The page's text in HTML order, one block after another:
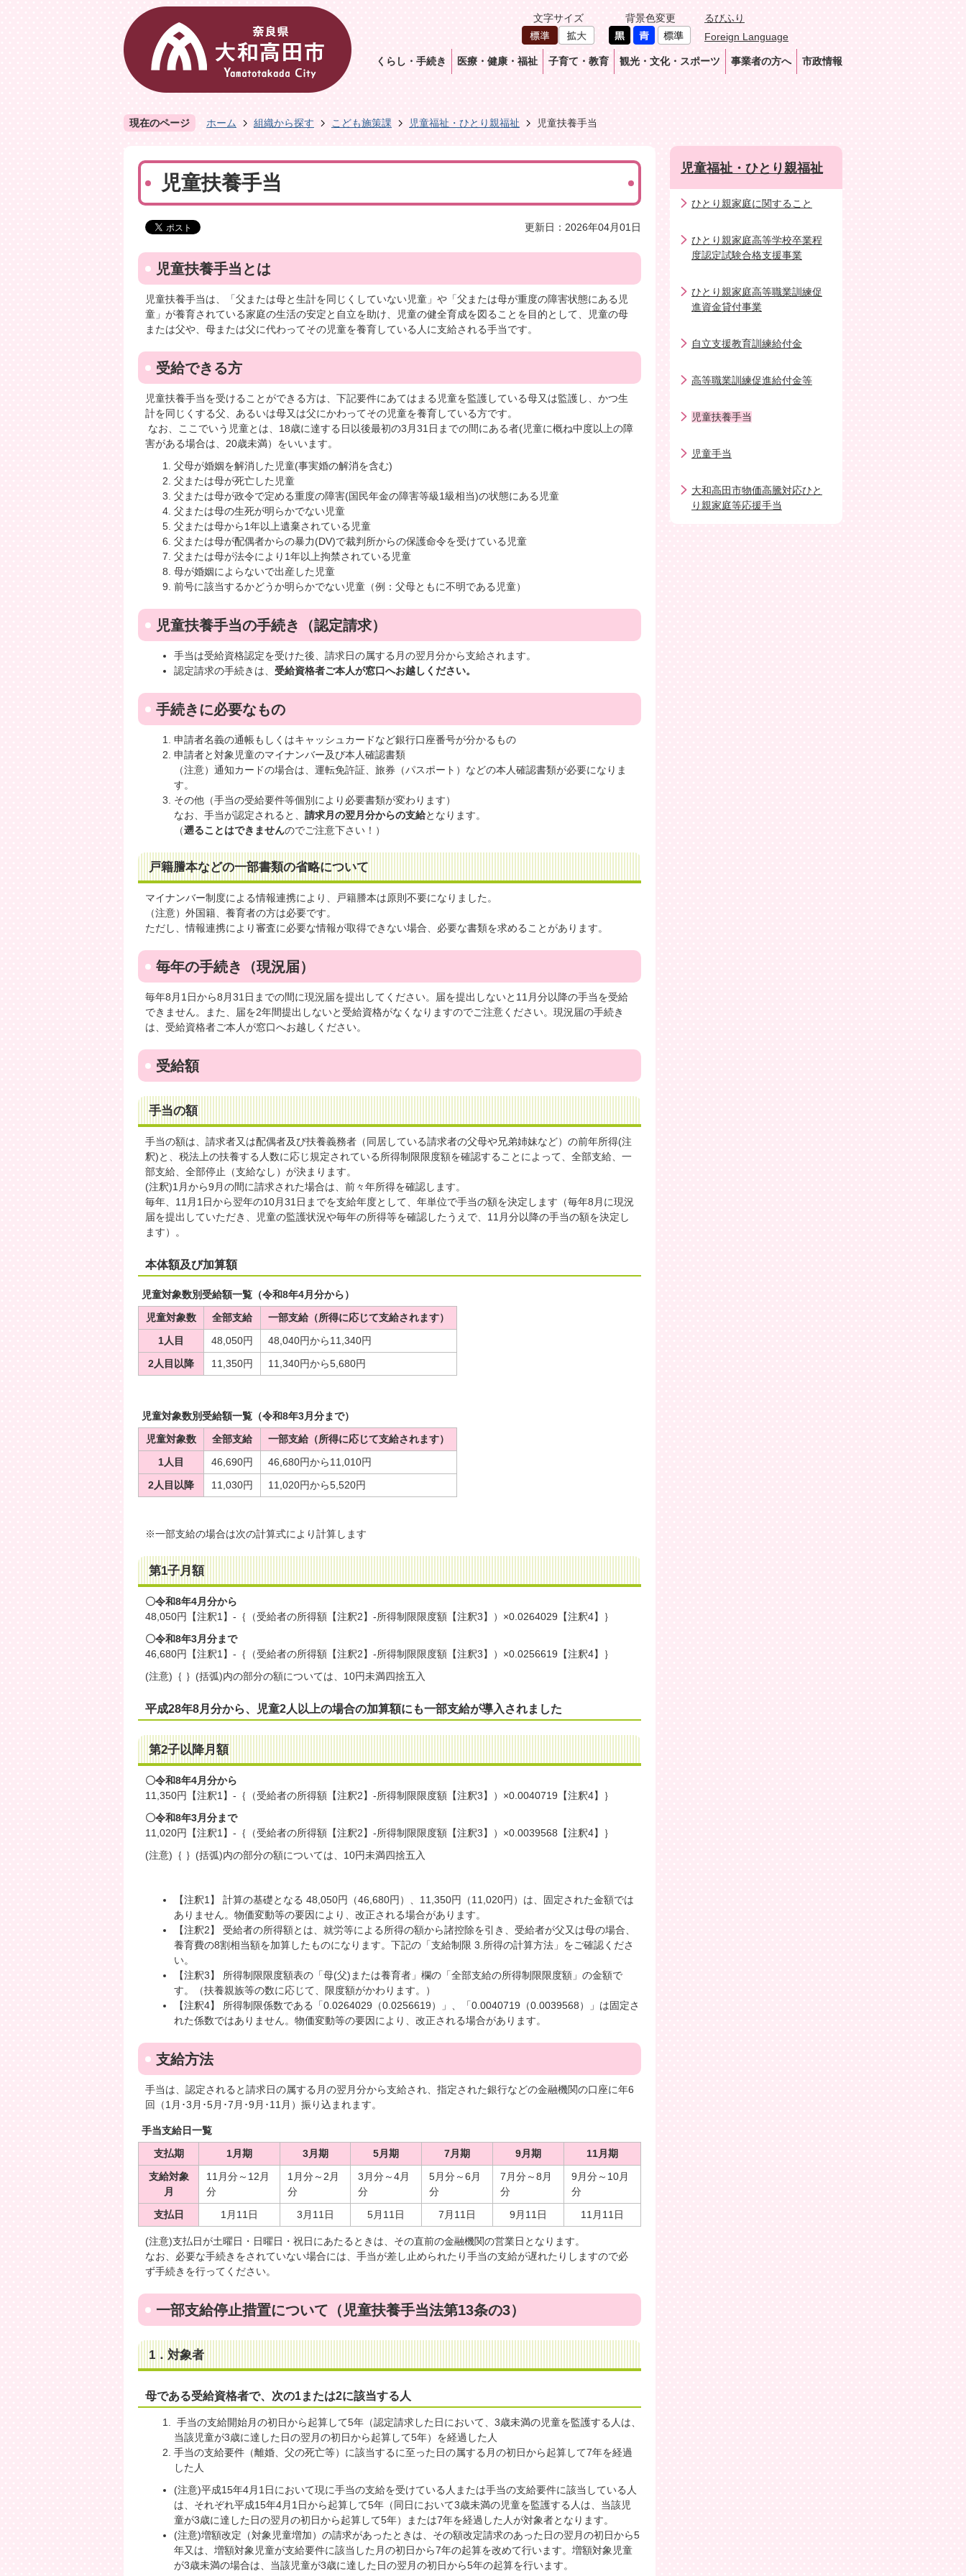
文字サイズ 背景色変更
るびふり
Foreign Language
くらし・手続き 医療・健康・福祉 子育て・教育 観光・文化・スポーツ 事業者の方へ 市政情報
現在のページ ホーム 組織から探す こども施策課 児童福祉・ひとり親福祉 児童扶養手当
児童扶養手当
更新日：2026年04月01日
児童扶養手当とは
児童扶養手当は、「父または母と生計を同じくしていない児童」や「父または母が重度の障害状態にある児
童」が養育されている家庭の生活の安定と自立を助け、児童の健全育成を図ることを目的として、児童の母
または父や、母または父に代わってその児童を養育している人に支給される手当です。
受給できる方
児童扶養手当を受けることができる方は、下記要件にあてはまる児童を監護している母又は監護し、かつ生
計を同じくする父、あるいは母又は父にかわってその児童を養育している方です。
なお、ここでいう児童とは、18歳に達する日以後最初の3月31日までの間にある者(児童に概ね中度以上の障
害がある場合は、20歳未満）をいいます。
父母が婚姻を解消した児童(事実婚の解消を含む)
父または母が死亡した児童
父または母が政令で定める重度の障害(国民年金の障害等級1級相当)の状態にある児童
父または母の生死が明らかでない児童
父または母から1年以上遺棄されている児童
父または母が配偶者からの暴力(DV)で裁判所からの保護命令を受けている児童
父または母が法令により1年以上拘禁されている児童
母が婚姻によらないで出産した児童
前号に該当するかどうか明らかでない児童（例：父母ともに不明である児童）
児童扶養手当の手続き（認定請求）
手当は受給資格認定を受けた後、請求日の属する月の翌月分から支給されます。
認定請求の手続きは、受給資格者ご本人が窓口へお越しください。
手続きに必要なもの
申請者名義の通帳もしくはキャッシュカードなど銀行口座番号が分かるもの
申請者と対象児童のマイナンバー及び本人確認書類
（注意）通知カードの場合は、運転免許証、旅券（パスポート）などの本人確認書類が必要になりま
す。
その他（手当の受給要件等個別により必要書類が変わります）
なお、手当が認定されると、 請求月の翌月分からの支給となります。
（遡ることはできませんのでご注意下さい！）
戸籍謄本などの一部書類の省略について
マイナンバー制度による情報連携により、戸籍謄本は原則不要になりました。
（注意）外国籍、養育者の方は必要です。
ただし、情報連携により審査に必要な情報が取得できない場合、必要な書類を求めることがあります。
毎年の手続き（現況届）
毎年8月1日から8月31日までの間に現況届を提出してください。届を提出しないと11月分以降の手当を受給
できません。また、届を2年間提出しないと受給資格がなくなりますのでご注意ください。現況届の手続き
は、受給資格者ご本人が窓口へお越しください。
受給額
手当の額
手当の額は、請求者又は配偶者及び扶養義務者（同居している請求者の父母や兄弟姉妹など）の前年所得(注
釈)と、税法上の扶養する人数に応じ規定されている所得制限限度額を確認することによって、全部支給、一
部支給、全部停止（支給なし）が決まります。
(注釈)1月から9月の間に請求された場合は、前々年所得を確認します。
毎年、11月1日から翌年の10月31日までを支給年度として、年単位で手当の額を決定します（毎年8月に現況
届を提出していただき、児童の監護状況や毎年の所得等を確認したうえで、11月分以降の手当の額を決定し
ます）。
本体額及び加算額
児童対象数別受給額一覧（令和8年4月分から）
児童対象数
全部支給
一部支給（所得に応じて支給されます）
1人目
48,050円
48,040円から11,340円
2人目以降
11,350円 11,340円から5,680円
児童対象数別受給額一覧（令和8年3月分まで）
児童対象数
全部支給
一部支給（所得に応じて支給されます）
1人目
46,690円
46,680円から11,010円
2人目以降
11,030円 11,020円から5,520円
※一部支給の場合は次の計算式により計算します
第1子月額
〇令和8年4月分から
48,050円【注釈1】-｛（受給者の所得額【注釈2】-所得制限限度額【注釈3】）×0.0264029【注釈4】｝
〇令和8年3月分まで
46,680円【注釈1】-｛（受給者の所得額【注釈2】-所得制限限度額【注釈3】）×0.0256619【注釈4】｝
(注意)｛ ｝(括弧)内の部分の額については、10円未満四捨五入
平成28年8月分から、児童2人以上の場合の加算額にも一部支給が導入されました
第2子以降月額
〇令和8年4月分から
11,350円【注釈1】-｛（受給者の所得額【注釈2】-所得制限限度額【注釈3】）×0.0040719【注釈4】｝
〇令和8年3月分まで
11,020円【注釈1】-｛（受給者の所得額【注釈2】-所得制限限度額【注釈3】）×0.0039568【注釈4】｝
(注意)｛ ｝(括弧)内の部分の額については、10円未満四捨五入
【注釈1】 計算の基礎となる 48,050円（46,680円）、11,350円（11,020円）は、固定された金額では
ありません。物価変動等の要因により、改正される場合があります。
【注釈2】 受給者の所得額とは、就労等による所得の額から諸控除を引き、受給者が父又は母の場合、
養育費の8割相当額を加算したものになります。下記の「支給制限 3.所得の計算方法」をご確認くださ
い。
【注釈3】 所得制限限度額表の「母(父)または養育者」欄の「全部支給の所得制限限度額」の金額で
す。（扶養親族等の数に応じて、限度額がかわります。）
【注釈4】 所得制限係数である「0.0264029（0.0256619）」、「0.0040719（0.0039568）」は固定さ
れた係数ではありません。物価変動等の要因により、改正される場合があります。
支給方法
手当は、認定されると請求日の属する月の翌月分から支給され、指定された銀行などの金融機関の口座に年6
回（1月･3月･5月･7月･9月･11月）振り込まれます。
手当支給日一覧
支払期
1月期 3月期 5月期 7月期 9月期
11月期
支給対象
月
11月分～12月
分
1月分～2月
分
3月分～4月
分
5月分～6月
分
7月分～8月
分
9月分～10月
分
支払日
1月11日 3月11日 5月11日 7月11日 9月11日 11月11日
(注意)支払日が土曜日・日曜日・祝日にあたるときは、その直前の金融機関の営業日となります。
なお、必要な手続きをされていない場合には、手当が差し止められたり手当の支給が遅れたりしますので必
ず手続きを行ってください。
一部支給停止措置について（児童扶養手当法第13条の3）
1．対象者
母である受給資格者で、次の1または2に該当する人
手当の支給開始月の初日から起算して5年（認定請求した日において、3歳未満の児童を監護する人は、
当該児童が3歳に達した日の翌月の初日から起算して5年）を経過した人
手当の支給要件（離婚、父の死亡等）に該当するに至った日の属する月の初日から起算して7年を経過
した人
(注意)平成15年4月1日において現に手当の支給を受けている人または手当の支給要件に該当している人
は、それぞれ平成15年4月1日から起算して5年（同日において3歳未満の児童を監護する人は、当該児
童が3歳に達した日の翌月の初日から起算して5年）または7年を経過した人が対象者となります。
(注意)増額改定（対象児童増加）の請求があったときは、その額改定請求のあった日の翌月の初日から5
年又は、増額対象児童が支給要件に該当した月の初日から7年の起算を改めて行います。増額対象児童
が3歳未満の場合は、当該児童が3歳に達した日の翌月の初日から5年の起算を行います。
児童福祉・ひとり親福祉
ひとり親家庭に関すること
ひとり親家庭高等学校卒業程
度認定試験合格支援事業
ひとり親家庭高等職業訓練促
進資金貸付事業
自立支援教育訓練給付金
高等職業訓練促進給付金等
児童扶養手当
児童手当
大和高田市物価高騰対応ひと
り親家庭等応援手当